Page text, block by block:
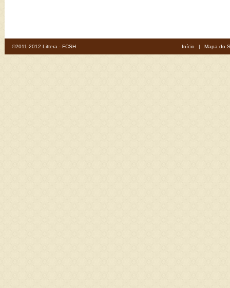
©2011-2012 Littera - FCSH Início | Mapa do